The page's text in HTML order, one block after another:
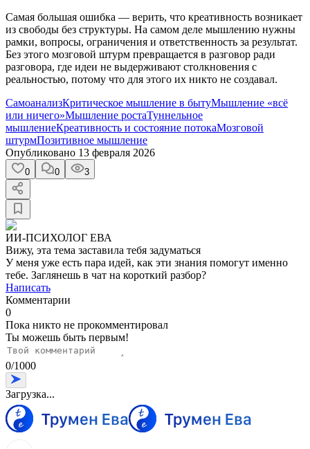
Самая большая ошибка — верить, что креативность возникает
из свободы без структуры. На самом деле мышлению нужны
рамки, вопросы, ограничения и ответственность за результат.
Без этого мозговой штурм превращается в разговор ради
разговора, где идеи не выдерживают столкновения с
реальностью, потому что для этого их никто не создавал.
СамоанализКритическое мышление в бытуМышление «всё
или ничего»Мышление ростаТуннельное
мышлениеКреативность и состояние потокаМозговой
штурмПозитивное мышление
Опубликовано 13 февраля 2026
0 0 3
ИИ-ПСИХОЛОГ ЕВА
Вижу, эта тема заставила тебя задуматься
У меня уже есть пара идей, как эти знания помогут именно
тебе. Заглянешь в чат на короткий разбор?
Написать
Комментарии
0
Пока никто не прокомментировал
Ты можешь быть первым!
0/1000
Загрузка...